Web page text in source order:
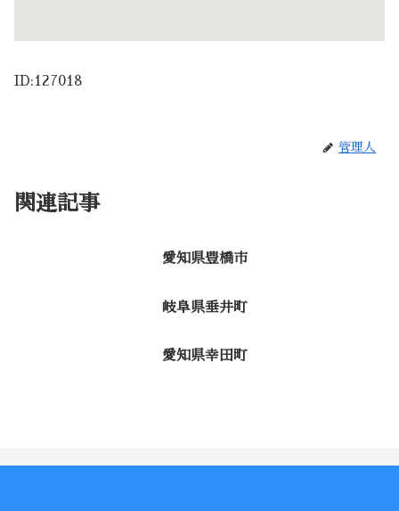
ID:127018
管理人
関連記事
愛知県豊橋市
岐阜県垂井町
愛知県幸田町